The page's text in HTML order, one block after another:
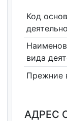
Код
вида
Прежние
АДРЕС